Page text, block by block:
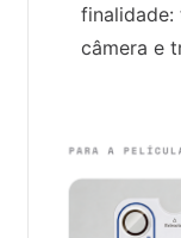
finalidade:
câmera e